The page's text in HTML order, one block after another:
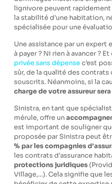
lignivore peuvent
la stabilité d’une habitation,
spécialisée pour une
Une assistance par un expert
à payer ? Ni rien à avancer ?
privée sans dépensec’est
sûr, de la qualité des contrats
souscrits. Néanmoins, si la
charge de votre assureur
Sinistra, en tant que
mérule, offre un
est important de souligner
proposée par Sinistra peut
% par les compagnies
les contrats d’assurance
protections juridiques
Village,…). Cela signifie que